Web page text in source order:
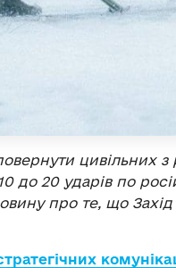
цивільних з
до 20 ударів по
про те, що Захід